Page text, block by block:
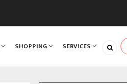
SHOPPING SERVICES